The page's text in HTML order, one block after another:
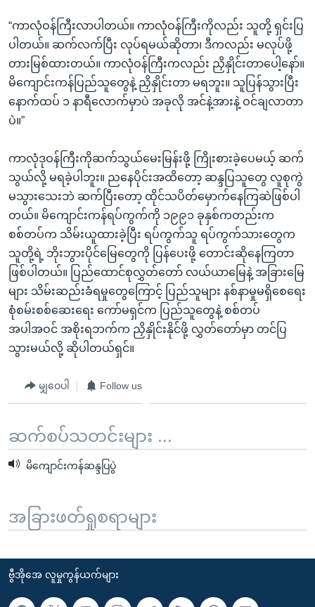
“ကာလုံဝန်ကြီးလာပါတယ်။ ကာလုံဝန်ကြီးကိုလည်း သူတို့ ရှင်းပြ
ပါတယ်။ ဆက်လက်ပြီး လုပ်ရမယ်ဆိုတာ၊ ဒီကလည်း မလုပ်ဖို့
တားမြစ်ထားတယ်။ ကာလုံဝန်ကြီးကလည်း ညှိနှိုင်းတာပေါ့နော်။
မိကျောင်းကန်ပြည်သူတွေနဲ့ ညှိနှိုင်းတာ မရဘူး။ သူပြန်သွားပြီး
နောက်ထပ် ၁ နာရီလောက်မှာပဲ အခုလို အင်နဲ့အားနဲ့ ဝင်ချလာတာ
ပဲ။”
ကာလုံဒုဝန်ကြီးကိုဆက်သွယ်မေးမြန်းဖို့ ကြိုးစားခဲ့ပေမယ့် ဆက်
သွယ်လို့ မရခဲ့ပါဘူး။ ညနေပိုင်းအထိတော့ ဆန္ဒပြသူတွေ လူစုကွဲ
မသွားသေးဘဲ ဆက်ပြီးတော့ ထိုင်သပိတ်မှောက်နေကြဆဲဖြစ်ပါ
တယ်။ မိကျောင်းကန်ရပ်ကွက်ကို ၁၉၉၁ ခုနှစ်ကတည်းက
စစ်တပ်က သိမ်းယူထားခဲ့ပြီး ရပ်ကွက်သူ ရပ်ကွက်သားတွေက
သူတို့ရဲ့ ဘိုးဘွားပိုင်မြေတွေကို ပြန်ပေးဖို့ တောင်းဆိုနေကြတာ
ဖြစ်ပါတယ်။ ပြည်ထောင်စုလွှတ်တော် လယ်ယာမြေနဲ့ အခြားမြေ
များ သိမ်းဆည်းခံရမှုတွေကြောင့် ပြည်သူများ နစ်နာမှုမရှိစေရေး
စုံစမ်းစစ်ဆေးရေး ကော်မရှင်က ပြည်သူတွေနဲ့ စစ်တပ်
အပါအဝင် အစိုးရဘက်က ညှိနှိုင်းနိုင်ဖို့ လွှတ်တော်မှာ တင်ပြ
သွားမယ်လို့ ဆိုပါတယ်ရှင်။
မျှဝေပါ Follow us
ဆက်စပ်သတင်းများ ...
မိကျောင်းကန်ဆန္ဒပြပွဲ
အခြားဖတ်ရှုစရာများ
ဗွီအိုအေ လူမှုကွန်ယက်များ